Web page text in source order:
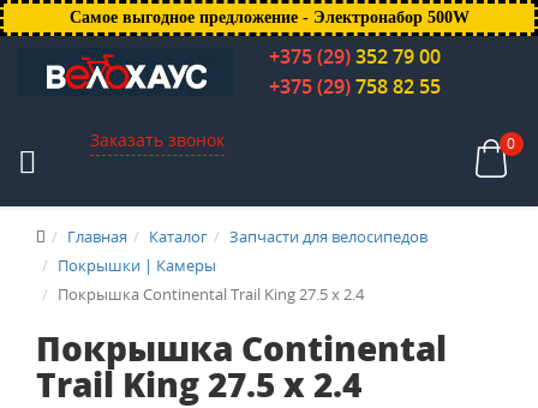
Самое выгодное предложение - Электронабор 500W
+375 (29)352 79 00
+375 (29)758 82 55
Заказать звонок 0
Главная Каталог
Запчасти для велосипедов
Покрышки | Камеры
Покрышка Continental Trail King 27.5 x 2.4
Покрышка Continental
Trail King 27.5 x 2.4